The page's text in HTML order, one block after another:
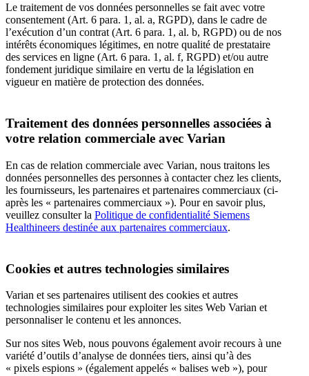
Le traitement de vos données personnelles se fait avec votre
consentement (Art. 6 para. 1, al. a, RGPD), dans le cadre de
l’exécution d’un contrat (Art. 6 para. 1, al. b, RGPD) ou de nos
intérêts économiques légitimes, en notre qualité de prestataire
des services en ligne (Art. 6 para. 1, al. f, RGPD) et/ou autre
fondement juridique similaire en vertu de la législation en
vigueur en matière de protection des données.
Traitement des données personnelles associées à
votre relation commerciale avec Varian
En cas de relation commerciale avec Varian, nous traitons les
données personnelles des personnes à contacter chez les clients,
les fournisseurs, les partenaires et partenaires commerciaux (ci-
après les « partenaires commerciaux »). Pour en savoir plus,
veuillez consulter la Politique de confidentialité Siemens
Healthineers destinée aux partenaires commerciaux.
Cookies et autres technologies similaires
Varian et ses partenaires utilisent des cookies et autres
technologies similaires pour exploiter les sites Web Varian et
personnaliser le contenu et les annonces.
Sur nos sites Web, nous pouvons également avoir recours à une
variété d’outils d’analyse de données tiers, ainsi qu’à des
« pixels espions » (également appelés « balises web »), pour